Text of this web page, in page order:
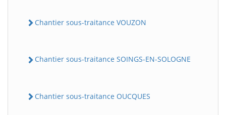
Chantier sous-traitance VOUZON
Chantier sous-traitance SOINGS-EN-SOLOGNE
Chantier sous-traitance OUCQUES